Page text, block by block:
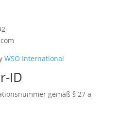
WSO International
ID
gemäß § 27 a